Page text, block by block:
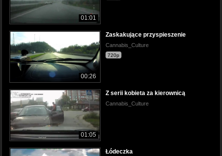
01:01
00:26
Zaskakujące przyspieszenie
Cannabis_Culture
720p
01:05
Z serii kobieta za kierownicą
Cannabis_Culture
Łódeczka